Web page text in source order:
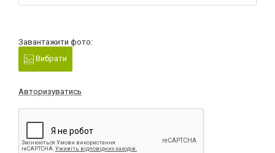
Завантажити фото:
Вибрати
Авторизуватись